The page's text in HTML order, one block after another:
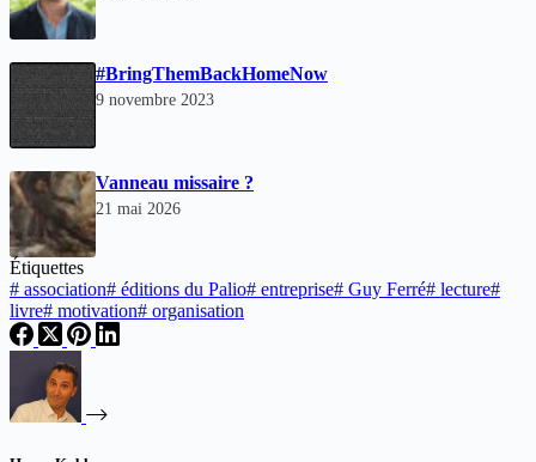
#BringThemBackHomeNow
9 novembre 2023
Vanneau missaire ?
21 mai 2026
Étiquettes
# association# éditions du Palio# entreprise# Guy Ferré# lecture#
livre# motivation# organisation